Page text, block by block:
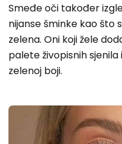
Smeđe oči također
nijanse šminke kao što
zelena. Oni koji žele
palete živopisnih
zelenoj boji.